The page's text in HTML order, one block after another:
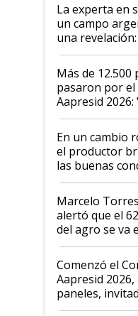
La experta en
un campo
una
impresionó
Más de 12.500
pasaron por el
Aapresid 2026:
demostrar
suelo es
sistema
En un cambio
el productor
las buenas
agro
"Los veo más
Marcelo
alertó que el
del agro se va
"No es bueno
Argentina se
las mismas
años"
Comenzó el
Aapresid 2026,
paneles,
todas las